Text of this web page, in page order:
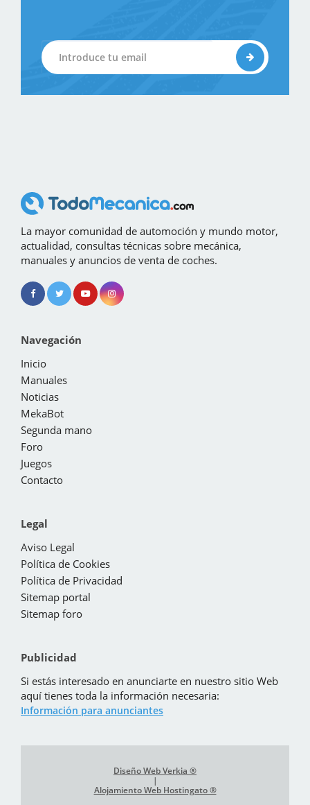
La mayor comunidad de automoción y mundo motor,
actualidad, consultas técnicas sobre mecánica,
manuales y anuncios de venta de coches.
Navegación
Inicio
Manuales
Noticias
MekaBot
Segunda mano
Foro
Juegos
Contacto
Legal
Aviso Legal
Política de Cookies
Política de Privacidad
Sitemap portal
Sitemap foro
Publicidad
Si estás interesado en anunciarte en nuestro sitio Web
aquí tienes toda la información necesaria:
Información para anunciantes
Diseño Web Verkia ®
|
Alojamiento Web Hostingato ®